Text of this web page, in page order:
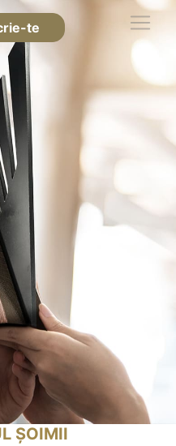
te
ȘOIMII